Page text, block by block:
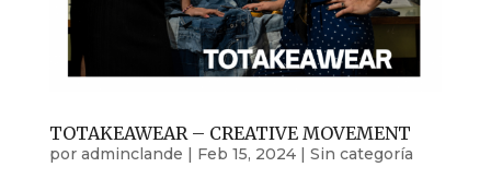
TOTAKEAWEAR – CREATIVE MOVEMENT
por adminclande | Feb 15, 2024| Sin categoría